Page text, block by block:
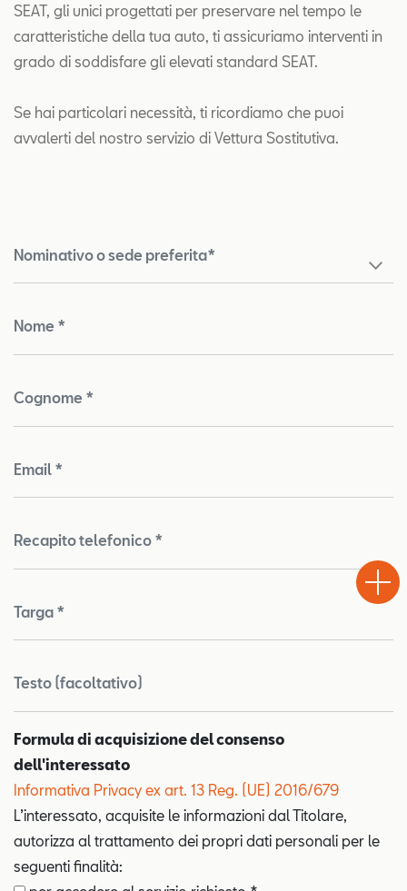
SEAT, gli unici progettati per preservare nel tempo le
caratteristiche della tua auto, ti assicuriamo interventi in
grado di soddisfare gli elevati standard SEAT.
Se hai particolari necessità, ti ricordiamo che puoi
avvalerti del nostro servizio di Vettura Sostitutiva.
Nominativo o sede preferita*
Nome *
Cognome *
Email *
Recapito telefonico *
Targa *
Testo (facoltativo)
Formula di acquisizione del consenso
dell'interessato
Informativa Privacy ex art. 13 Reg. (UE) 2016/679
L’interessato, acquisite le informazioni dal Titolare,
autorizza al trattamento dei propri dati personali per le
seguenti finalità:
Drive
Chiama